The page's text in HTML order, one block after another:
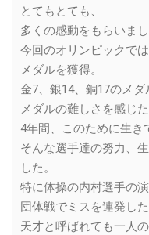
とてもとても、
多くの感動をもらいまし
今回のオリンピックで
メダルを獲得。
金7、銀14、銅17のメダ
メダルの難しさを感じ
4年間、このために生き
そんな選手達の努力、
した。
特に体操の内村選手の
団体戦でミスを連発し
天才と呼ばれても一人